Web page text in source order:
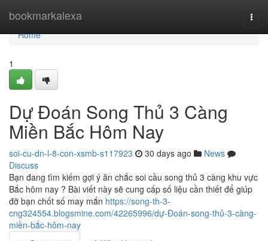
bookmarkalexa
Home
Home
1
Dự Đoán Song Thủ 3 Càng
Miền Bắc Hôm Nay
soi-cu-dn-l-8-con-xsmb-s117923 30 days ago
News
Discuss
Bạn đang tìm kiếm gợi ý ăn chắc soi cầu song thủ 3 càng khu vực
Bắc hôm nay ? Bài viết này sẽ cung cấp số liệu cần thiết để giúp
đỡ bạn chốt số may mắn https://song-th-3-
cng324554.blogsmine.com/42265996/dự-Đoán-song-thủ-3-càng-
miền-bắc-hôm-nay